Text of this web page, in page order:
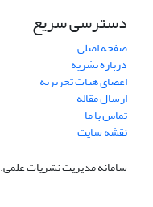
دسترسی سریع
صفحه اصلی
درباره نشریه
اعضای هیات تحریریه
ارسال مقاله
تماس با ما
نقشه سایت
سامانه مدیریت نشریات علمی.